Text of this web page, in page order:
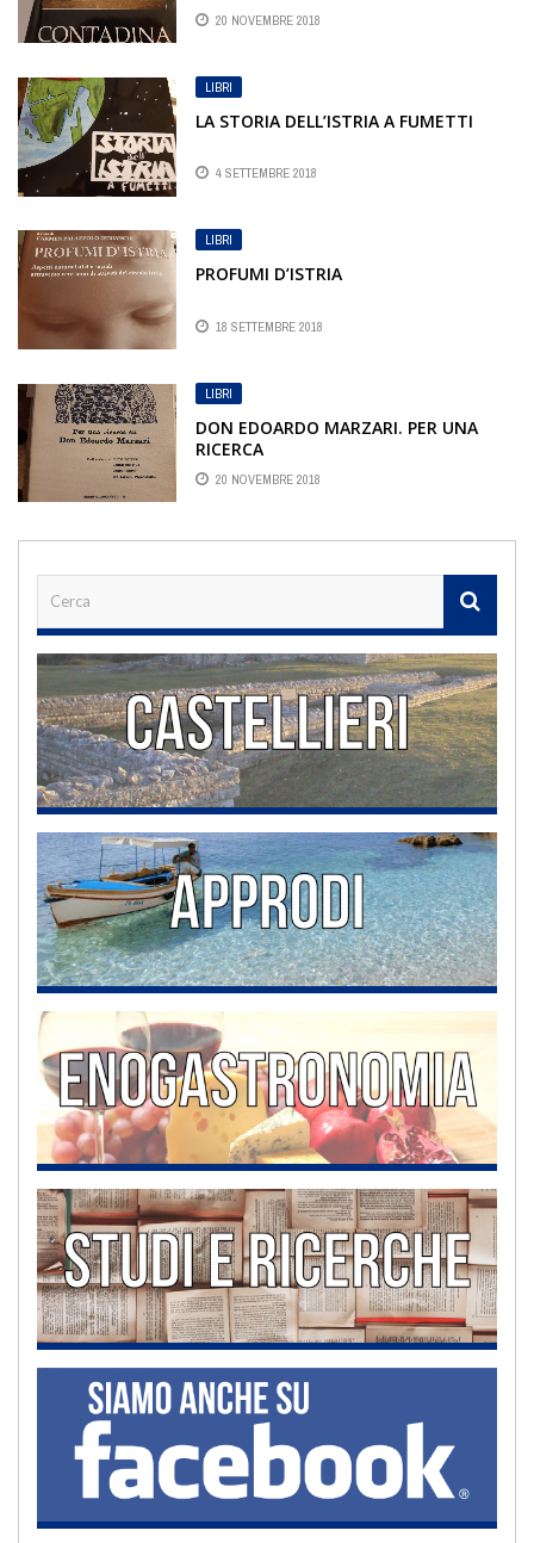
20 NOVEMBRE 2018
LIBRI
LA STORIA DELL’ISTRIA A FUMETTI
4 SETTEMBRE 2018
LIBRI
PROFUMI D’ISTRIA
18 SETTEMBRE 2018
LIBRI
DON EDOARDO MARZARI. PER UNA
RICERCA
20 NOVEMBRE 2018